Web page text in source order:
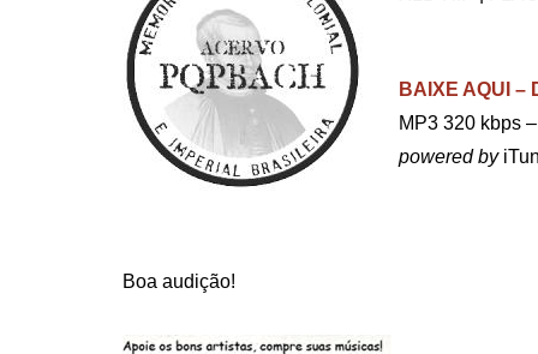
BAIXE AQUI –
MP3 320 kbps
powered by
Boa audição!